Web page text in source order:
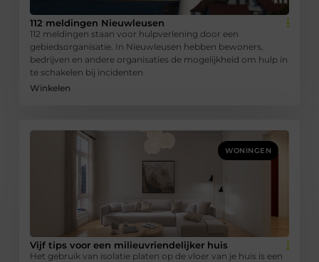
112 meldingen Nieuwleusen
112 meldingen staan voor hulpverlening door een
gebiedsorganisatie. In Nieuwleusen hebben bewoners,
bedrijven en andere organisaties de mogelijkheid om hulp in
te schakelen bij incidenten
Winkelen
WONINGEN
Vijf tips voor een milieuvriendelijker huis
Het gebruik van isolatie platen op de vloer van je huis is een